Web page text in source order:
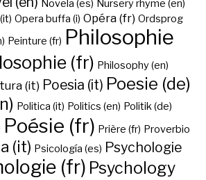
Novela (es) Nursery rhyme (en)
Opera buffa (i) Opéra (fr) Ordsprog
Peinture (fr) Philosophie
(fr) Philosophy (en)
(it) Poesia (it) Poesie (de)
Politica (it) Politics (en) Politik (de)
Poésie (fr) Prière (fr) Proverbio
(it) Psicología (es) Psychologie
(fr) Psychology